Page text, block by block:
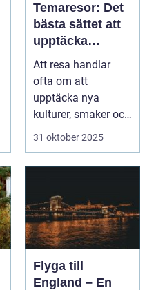
Temaresor: Det
bästa sättet att
upptäcka
världen på
Att resa handlar
ofta om att
upptäcka nya
kulturer, smaker och
perspektiv. Men vad
31 oktober 2025
Flyga till
England – En